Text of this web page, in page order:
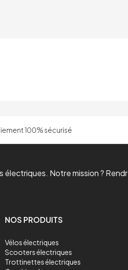
100% sécurisé
Notre mission ?
NOS PRODUITS
Vélos électriques
Scooters électriques
Trottinettes électriques